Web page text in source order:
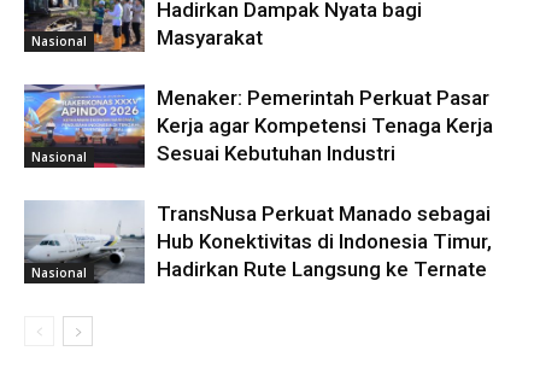
Nasional
Hadirkan Dampak Nyata bagi
Masyarakat
Nasional
Menaker: Pemerintah Perkuat Pasar
Kerja agar Kompetensi Tenaga Kerja
Sesuai Kebutuhan Industri
Nasional
TransNusa Perkuat Manado sebagai
Hub Konektivitas di Indonesia Timur,
Hadirkan Rute Langsung ke Ternate